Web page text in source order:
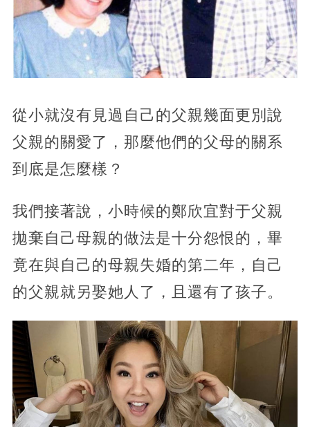
從小就沒有見過自己的父親幾面更別說
父親的關愛了，那麼他們的父母的關系
到底是怎麼樣？
我們接著說，小時候的鄭欣宜對于父親
拋棄自己母親的做法是十分怨恨的，畢
竟在與自己的母親失婚的第二年，自己
的父親就另娶她人了，且還有了孩子。